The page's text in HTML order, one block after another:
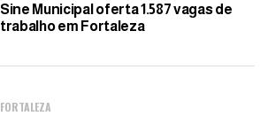
Sine Municipal oferta 1.587 vagas de
trabalho em Fortaleza
FORTALEZA